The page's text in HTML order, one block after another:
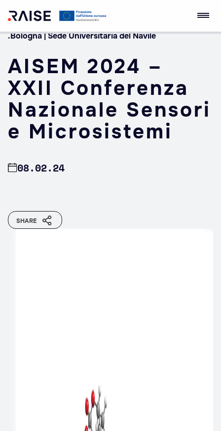
Skip
content
RAISE Innovation
Robotics and AI for
Empowerment
.Bologna | Sede Universitaria del Navile
AISEM 2024 –
XXII Conferenza
Nazionale Sensori
e Microsistemi
08.02.24
SHARE